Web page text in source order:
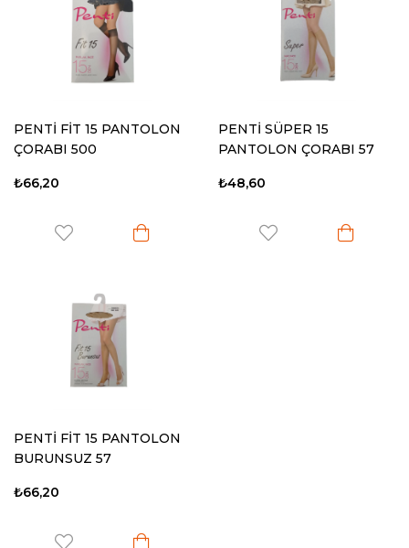
PENTİ FİT 15 PANTOLON
ÇORABI 500
₺66,20
PENTİ SÜPER 15
PANTOLON ÇORABI 57
₺48,60
PENTİ FİT 15 PANTOLON
BURUNSUZ 57
₺66,20